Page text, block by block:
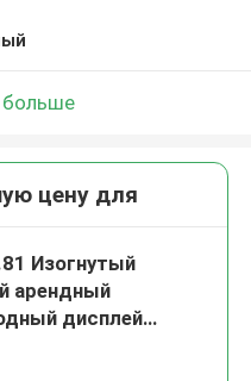
больше
цену для
Изогнутый
арендный
дисплей